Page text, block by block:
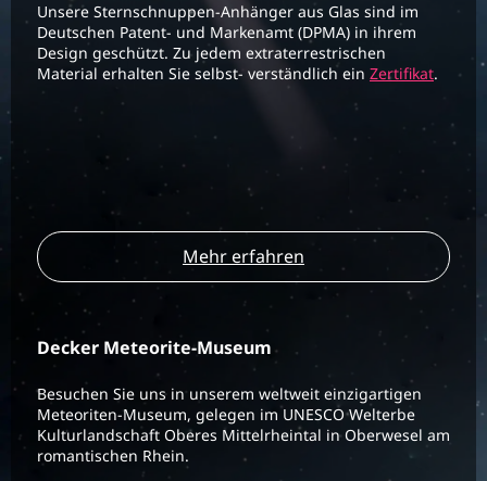
Unsere Sternschnuppen-Anhänger aus Glas sind im
Deutschen Patent- und Markenamt (DPMA) in ihrem
Design geschützt. Zu jedem extraterrestrischen
Material erhalten Sie selbst- verständlich ein Zertifikat.
Mehr erfahren
Decker Meteorite-Museum
Besuchen Sie uns in unserem weltweit einzigartigen
Meteoriten-Museum, gelegen im UNESCO Welterbe
Kulturlandschaft Oberes Mittelrheintal in Oberwesel am
romantischen Rhein.